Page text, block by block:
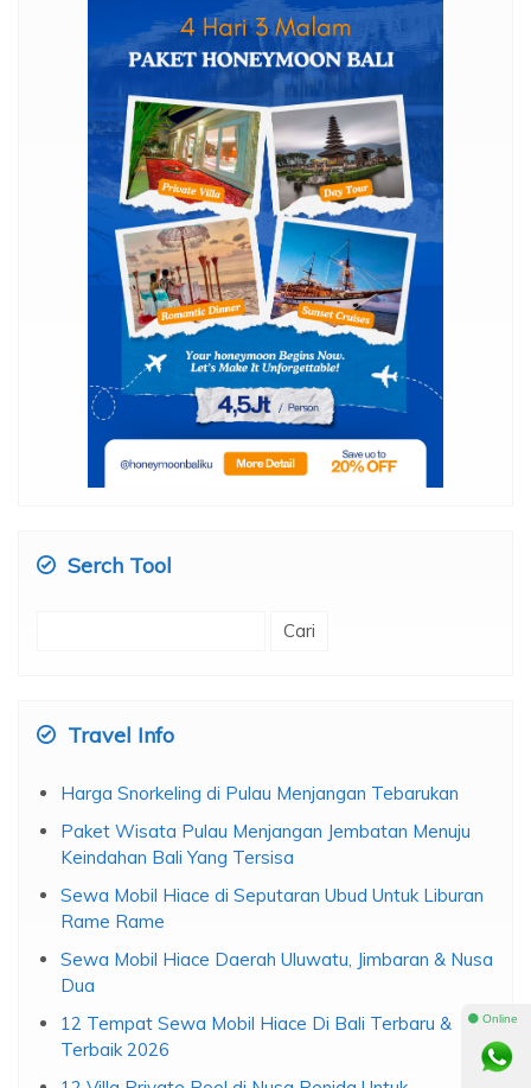
Serch Tool
Travel Info
Harga Snorkeling di Pulau Menjangan Tebarukan
Paket Wisata Pulau Menjangan Jembatan Menuju
Keindahan Bali Yang Tersisa
Sewa Mobil Hiace di Seputaran Ubud Untuk Liburan
Rame Rame
Sewa Mobil Hiace Daerah Uluwatu, Jimbaran & Nusa
Dua
12 Tempat Sewa Mobil Hiace Di Bali Terbaru &
Terbaik 2026
⚫ Online